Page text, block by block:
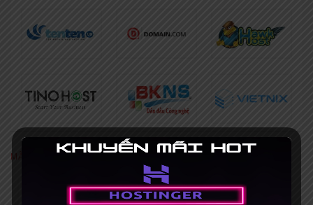
[Khuyến mãi HOT] Coupon Hostinger
giảm giá 75%+ Mã giảm giá 15%